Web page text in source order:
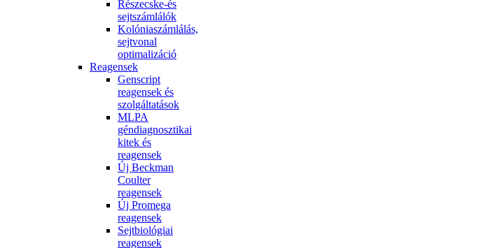
Részecske-és
sejtszámlálók
Kolóniaszámlálás,
sejtvonal
optimalizáció
Reagensek
Genscript
reagensek és
szolgáltatások
MLPA
géndiagnosztikai
kitek és
reagensek
Új Beckman
Coulter
reagensek
Új Promega
reagensek
Sejtbiológiai
reagensek